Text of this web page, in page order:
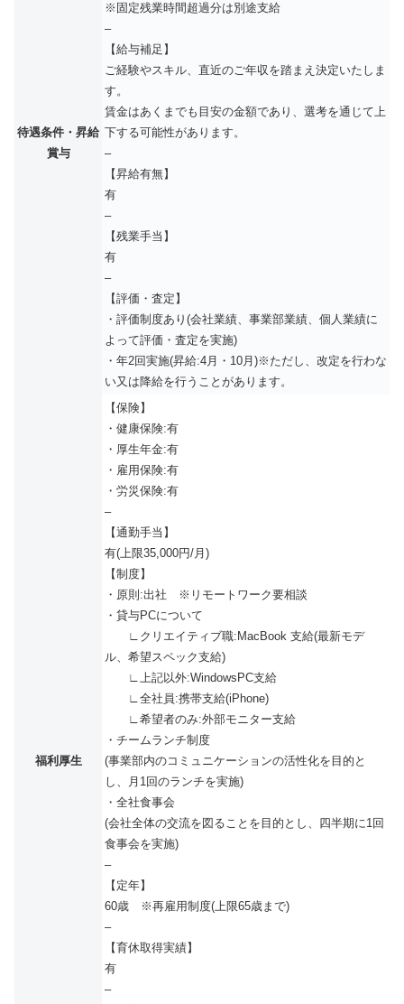
待遇条件・昇給
賞与
※固定残業時間超過分は別途支給
–
【給与補足】
ご経験やスキル、直近のご年収を踏まえ決定いたしま
す。
賃金はあくまでも目安の金額であり、選考を通じて上
下する可能性があります。
–
【昇給有無】
有
–
【残業手当】
有
–
【評価・査定】
・評価制度あり(会社業績、事業部業績、個人業績に
よって評価・査定を実施)
・年2回実施(昇給:4月・10月)※ただし、改定を行わな
い又は降給を行うことがあります。
福利厚生
【保険】
・健康保険:有
・厚生年金:有
・雇用保険:有
・労災保険:有
–
【通勤手当】
有(上限35,000円/月)
【制度】
・原則:出社 ※リモートワーク要相談
・貸与PCについて
∟クリエイティブ職:MacBook 支給(最新モデ
ル、希望スペック支給)
∟上記以外:WindowsPC支給
∟全社員:携帯支給(iPhone)
∟希望者のみ:外部モニター支給
・チームランチ制度
(事業部内のコミュニケーションの活性化を目的と
し、月1回のランチを実施)
・全社食事会
(会社全体の交流を図ることを目的とし、四半期に1回
食事会を実施)
–
【定年】
60歳 ※再雇用制度(上限65歳まで)
–
【育休取得実績】
有
–